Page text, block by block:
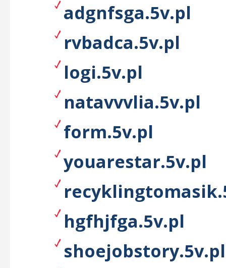
adgnfsga.5v.pl
rvbadca.5v.pl
logi.5v.pl
natavvvlia.5v.pl
form.5v.pl
youarestar.5v.pl
hgfhjfga.5v.pl
shoejobstory.5v.pl